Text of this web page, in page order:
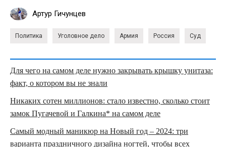
Артур Гичунцев
Политика Уголовное дело Армия Россия Суд
Для чего на самом деле нужно закрывать крышку унитаза:
факт, о котором вы не знали
Никаких сотен миллионов: стало известно, сколько стоит
замок Пугачевой и Галкина* на самом деле
Самый модный маникюр на Новый год – 2024: три
варианта праздничного дизайна ногтей, чтобы всех